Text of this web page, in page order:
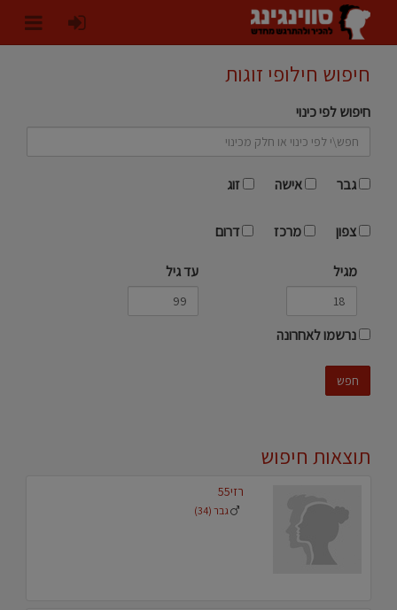
חיפוש חילופי זוגות
חיפוש לפי כינוי
גבר אישה זוג
צפון מרכז דרום
מגיל עד גיל
נרשמו לאחרונה
חפש
תוצאות חיפוש
רזי55
גבר (34)